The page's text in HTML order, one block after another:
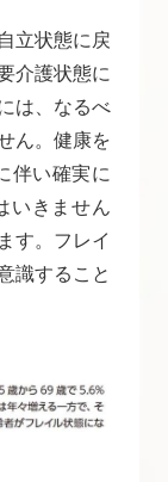
立状態に戻
介護状態に
は、なるべ
ん。健康を
伴い確実に
いきません
す。フレイ
識すること